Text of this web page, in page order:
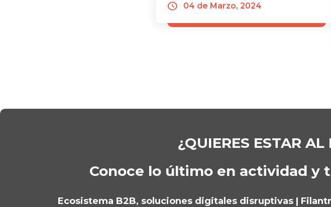
04 de Marzo, 2024
¿QUIERES ESTAR AL
Conoce lo último en actividad y
Ecosistema B2B, soluciones digitales disruptivas |